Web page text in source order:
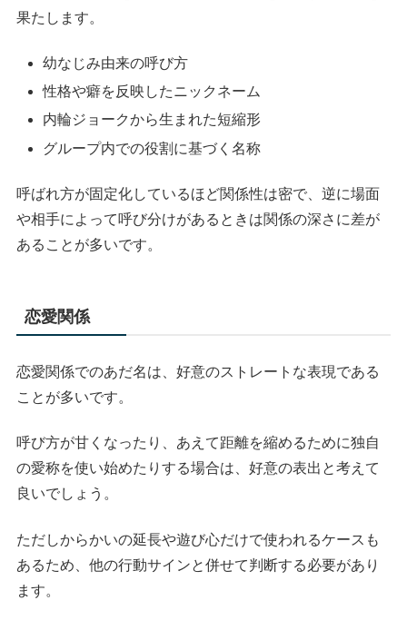
果たします。
幼なじみ由来の呼び方
性格や癖を反映したニックネーム
内輪ジョークから生まれた短縮形
グループ内での役割に基づく名称
呼ばれ方が固定化しているほど関係性は密で、逆に場面
や相手によって呼び分けがあるときは関係の深さに差が
あることが多いです。
恋愛関係
恋愛関係でのあだ名は、好意のストレートな表現である
ことが多いです。
呼び方が甘くなったり、あえて距離を縮めるために独自
の愛称を使い始めたりする場合は、好意の表出と考えて
良いでしょう。
ただしからかいの延長や遊び心だけで使われるケースも
あるため、他の行動サインと併せて判断する必要があり
ます。